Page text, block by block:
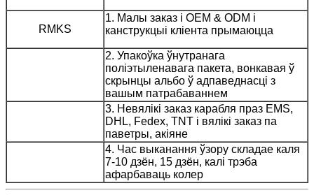
RMKS
1. Малы заказ і OEM & ODM і
канструкцыі кліента прымаюцца
2. Упакоўка ўнутранага
поліэтыленавага пакета, вонкавая ў
скрынцы альбо ў адпаведнасці з
вашым патрабаваннем
3. Невялікі заказ карабля праз EMS,
DHL, Fedex, TNT і вялікі заказ па
паветры, акіяне
4. Час выканання ўзору складае каля
7-10 дзён, 15 дзён, калі трэба
афарбаваць колер